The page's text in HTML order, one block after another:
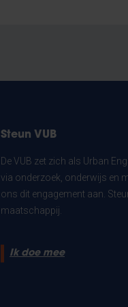
Steun VUB
De VUB zet zich als Urban
via onderzoek, onderwijs en
ons dit engagement aan.
maatschappij.
Ik doe mee